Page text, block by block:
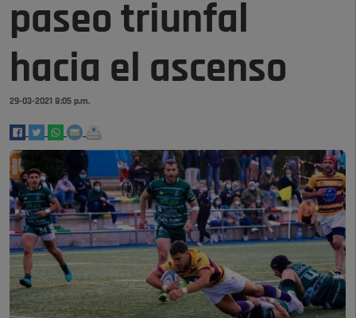
paseo triunfal
hacia el ascenso
29-03-2021 8:05 p.m.